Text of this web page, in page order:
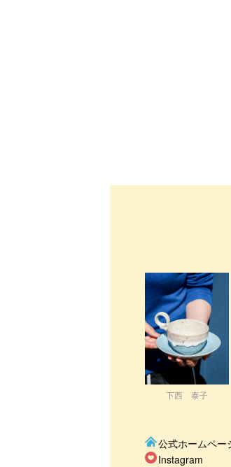
下西 泰子
公式ホームペー
Instagram